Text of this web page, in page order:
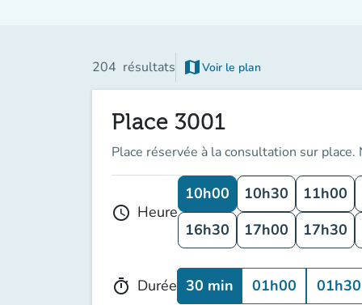
204 résultats map Voir le plan
(nouvel onglet)
Place 3001
Place réservée à la consultation sur place.
schedule Heure
10h00 10h30 11h00
16h30
17h00 17h30
timer Durée 30 min 01h00 01h30